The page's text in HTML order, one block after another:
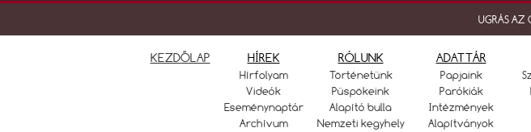
UGRÁS AZ
KEZDŐLAP HÍREK
Hírfolyam
Videók
Eseménynaptár
Archívum
RÓLUNK
Történetünk
Püspökeink
Alapító bulla
Nemzeti kegyhely
ADATTÁR
Papjaink
Parókiák
Intézmények
Alapítványok